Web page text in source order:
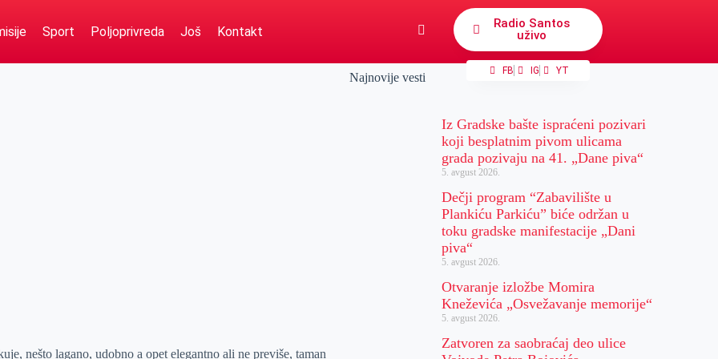
Sport Poljoprivreda Još Kontakt
Radio Santos
uživo
FB IG YT
nešto lagano, udobno a opet elegantno ali ne previše, taman
Najnovije vesti
Iz Gradske bašte ispraćeni pozivari
koji besplatnim pivom ulicama
grada pozivaju na 41. „Dane piva“
5. avgust 2026.
Dečji program “Zabavilište u
Plankiću Parkiću” biće održan u
toku gradske manifestacije „Dani
piva“
5. avgust 2026.
Otvaranje izložbe Momira
Kneževića „Osvežavanje memorije“
5. avgust 2026.
Zatvoren za saobraćaj deo ulice